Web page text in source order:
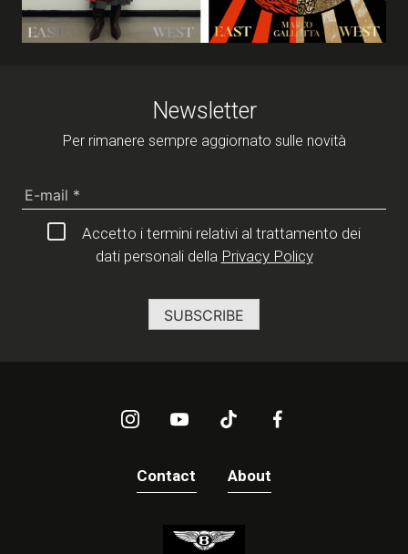
Newsletter
Per rimanere sempre aggiornato sulle novità
Accetto i termini relativi al trattamento dei
dati personali della Privacy Policy
Contact About